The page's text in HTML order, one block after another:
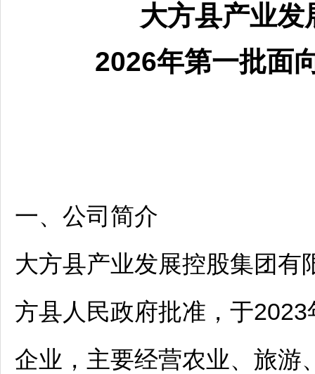
大方县产业发
2026年第一批面
一、公司简介
大方县产业发展控股集团有
方县人民政府批准，于
企业，主要经营农业、旅游